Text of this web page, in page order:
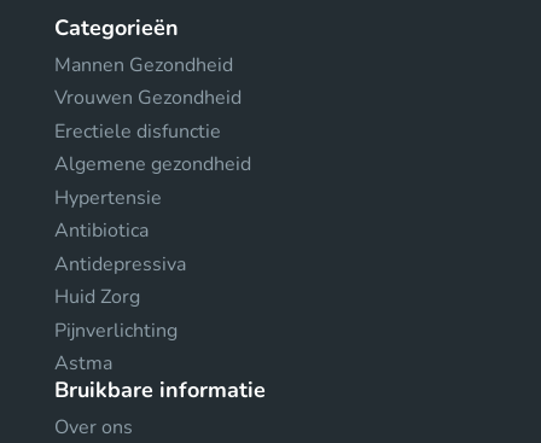
Categorieën
Mannen Gezondheid
Vrouwen Gezondheid
Erectiele disfunctie
Algemene gezondheid
Hypertensie
Antibiotica
Antidepressiva
Huid Zorg
Pijnverlichting
Astma
Bruikbare informatie
Over ons